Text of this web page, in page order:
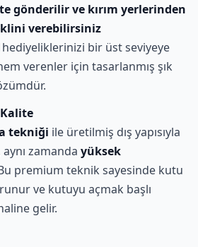
gönderilir ve kırım yerlerinden
verebilirsiniz
hediyeliklerinizi bir üst seviyeye
verenler için tasarlanmış şık
tekniği ile üretilmiş dış yapısıyla
zamanda yüksek
premium teknik sayesinde kutu
ve kutuyu açmak başlı
gelir.